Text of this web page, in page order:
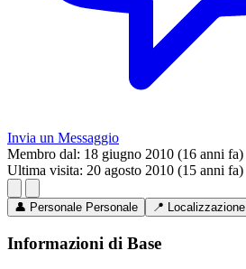
Invia un Messaggio
Membro dal: 18 giugno 2010 (16 anni fa)
Ultima visita: 20 agosto 2010 (15 anni fa)
👤 Personale Personale 📍 Localizzazione
Informazioni di Base